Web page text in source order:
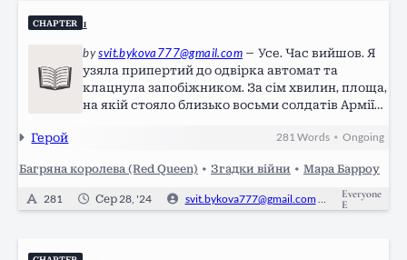
CHAPTER 1
bysvit.bykova777@gmail.com— Усе. Час вийшов. Я
узяла припертий до одвірка автомат та
клацнула запобіжником. За сім хвилин, площа,
на якій стояло близько восьми солдатів Армії
сріблом. Сподіватись, що червоним будуть
якщо ми…
Герой 281 Words •Ongoing
Багряна королева (Red Queen) • Згадки війни • Мара Барроу
281 Сер 28, '24 svit.bykova777@gmail.com 0
Everyone
E